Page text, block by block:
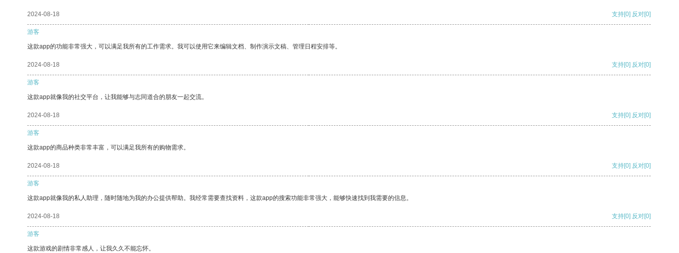
2024-08-18 支持[0] 反对[0]
游客
这款app的功能非常强大，可以满足我所有的工作需求。我可以使用它来编辑文档、制作演示文稿、管理日程安排等。
2024-08-18 支持[0] 反对[0]
游客
这款app就像我的社交平台，让我能够与志同道合的朋友一起交流。
2024-08-18 支持[0] 反对[0]
游客
这款app的商品种类非常丰富，可以满足我所有的购物需求。
2024-08-18 支持[0] 反对[0]
游客
这款app就像我的私人助理，随时随地为我的办公提供帮助。我经常需要查找资料，这款app的搜索功能非常强大，能够快速找到我需要的信息。
2024-08-18 支持[0] 反对[0]
游客
这款游戏的剧情非常感人，让我久久不能忘怀。